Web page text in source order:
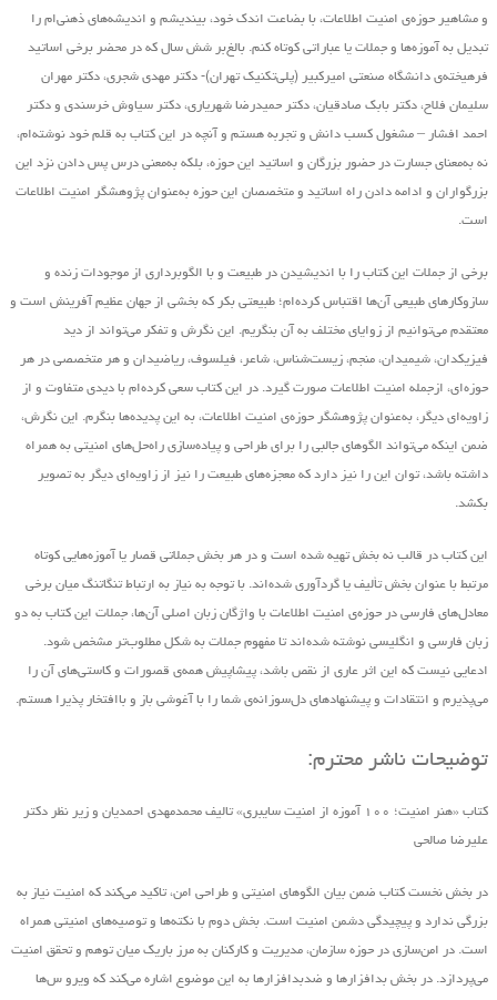
و مشاهیر حوزه‌ی امنیت اطلاعات، با بضاعت اندک خود، بیندیشم و اندیشه‌های ذهنی‌ام را
تبدیل به آموزه‌ها و جملات یا عباراتی کوتاه کنم. بالغ‌بر شش سال که در محضر برخی اساتید
فرهیخته‌ی دانشگاه صنعتی امیرکبیر (پلی‌تکنیک تهران)- دکتر مهدی شجری، دکتر مهران
سلیمان فلاح، دکتر بابک صادقیان، دکتر حمیدرضا شهریاری، دکتر سیاوش خرسندی و دکتر
احمد افشار – مشغول کسب دانش و تجربه هستم و آنچه در این کتاب به قلم خود نوشته‌ام،
نه به‌معنای جسارت در حضور بزرگان و اساتید این حوزه، بلکه به‌معنی درس پس دادن نزد این
بزرگواران و ادامه دادن راه اساتید و متخصصان این حوزه به‌عنوان پژوهشگر امنیت اطلاعات
است.
برخی از جملات این کتاب را با اندیشیدن در طبیعت و با الگوبرداری از موجودات زنده و
سازوکارهای طبیعی آن‌ها اقتباس کرده‌ام؛ طبیعتی بکر که بخشی از جهان عظیم آفرینش است و
معتقدم می‌توانیم از زوایای مختلف به آن بنگریم. این نگرش و تفکر می‌تواند از دید
فیزیکدان، شیمیدان، منجم، زیست‌شناس، شاعر، فیلسوف، ریاضیدان و هر متخصصی در هر
حوزه‌ای، ازجمله امنیت اطلاعات صورت گیرد. در این کتاب سعی کرده‌ام با دیدی متفاوت و از
زاویه‌ای دیگر، به‌عنوان پژوهشگر حوزه‌ی امنیت اطلاعات، به این پدیده‌ها بنگرم. این نگرش،
ضمن اینکه می‌تواند الگوهای جالبی را برای طراحی و پیاده‌سازی راه‌حل‌های امنیتی به همراه
داشته باشد، توان این را نیز دارد که معجزه‌های طبیعت را نیز از زاویه‌ای دیگر به تصویر
بکشد.
این کتاب در قالب نه بخش تهیه ‌شده است و در هر بخش جملاتی قصار یا آموزه‌هایی کوتاه
مرتبط با عنوان بخش تألیف یا گردآوری شده‌اند. با توجه به نیاز به ارتباط تنگاتنگ میان برخی
معادل‌های فارسی در حوزه‌ی امنیت اطلاعات با واژگان زبان اصلی آن‌ها، جملات این کتاب به دو
زبان فارسی و انگلیسی نوشته شده‌اند تا مفهوم جملات به شکل مطلوب‌تر مشخص شود.
ادعایی نیست که این اثر عاری از نقص باشد، پیشاپیش همه‌ی قصورات و کاستی‌های آن را
می‌پذیرم و انتقادات و پیشنهاد‌های د‌ل‌سوزانه‌ی شما را با آغوشی باز و باافتخار پذیرا هستم.
توضیحات ناشر محترم:
کتاب «هنر امنیت؛ ۱۰۰ آموزه از امنیت سایبری» تالیف محمدمهدی احمدیان و زیر نظر دکتر
علیرضا صالحی
در بخش نخست کتاب ضمن بیان الگوهای امنیتی و طراحی امن، تاکید می‌کند که امنیت نیاز به
بزرگی ندارد و پیچیدگی دشمن امنیت است. بخش دوم با نکته‌ها و توصیه‌های امنیتی همراه
است. در امن‌سازی در حوزه‌ سازمان، مدیریت و کارکنان به مرز باریک میان توهم و تحقق امنیت
می‌پردازد. در بخش بدافزارها و ضدبدافزارها به این موضوع اشاره می‌کند که ویرو س‌ها